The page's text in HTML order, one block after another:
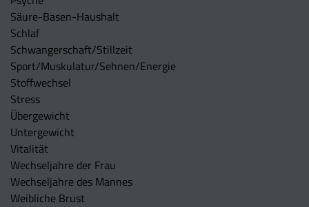
Säure-Basen-Haushalt
Schlaf
Schwangerschaft/Stillzeit
Sport/Muskulatur/Sehnen/Energie
Stoffwechsel
Stress
Übergewicht
Untergewicht
Vitalität
Wechseljahre der Frau
Wechseljahre des Mannes
Weibliche Brust